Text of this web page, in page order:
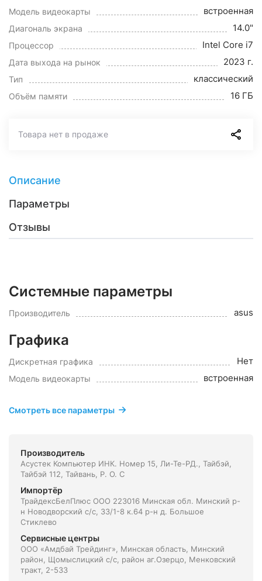
Модель видеокарты встроенная
Диагональ экрана 14.0"
Процессор Intel Core i7
Дата выхода на рынок 2023 г.
Тип классический
Объём памяти 16 ГБ
Товара нет в продаже
Описание
Параметры
Отзывы
Системные параметры
Производитель asus
Графика
Дискретная графика Нет
Модель видеокарты встроенная
Смотреть все параметры
Производитель
Асустек Компьютер ИНК. Номер 15, Ли-Те-РД., Тайбэй,
Тайбэй 112, Тайвань, Р. О. С
Импортёр
ТрайдексБелПлюс ООО 223016 Минская обл. Минский р-
н Новодворский с/с, 33/1-8 к.64 р-н д. Большое
Стиклево
Сервисные центры
ООО «Амдбай Трейдинг», Минская область, Минский
район, Щомыслицкий с/с, район аг.Озерцо, Менковский
тракт, 2-533